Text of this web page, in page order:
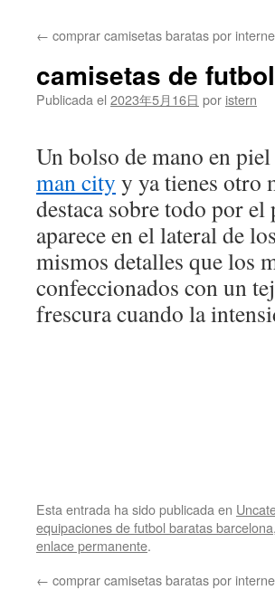
contenido
← comprar camisetas baratas por
camisetas de
Publicada el 2023年5月16日 por istern
Un bolso de mano en
man city y ya tienes otro
destaca sobre todo por
aparece en el lateral de
mismos detalles que los
confeccionados con un
frescura cuando la
Esta entrada ha sido publicada en
equipaciones de futbol baratas barcelona,
enlace permanente.
← comprar camisetas baratas por